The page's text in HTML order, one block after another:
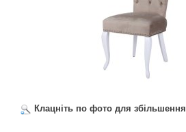
Клацніть по фото для збільшення